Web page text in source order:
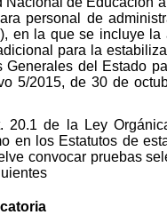
personal de
en la que se incluye
para la
del Estado
5/2015, de 30 de
20.1 de la Ley
en los Estatutos de
convocar pruebas